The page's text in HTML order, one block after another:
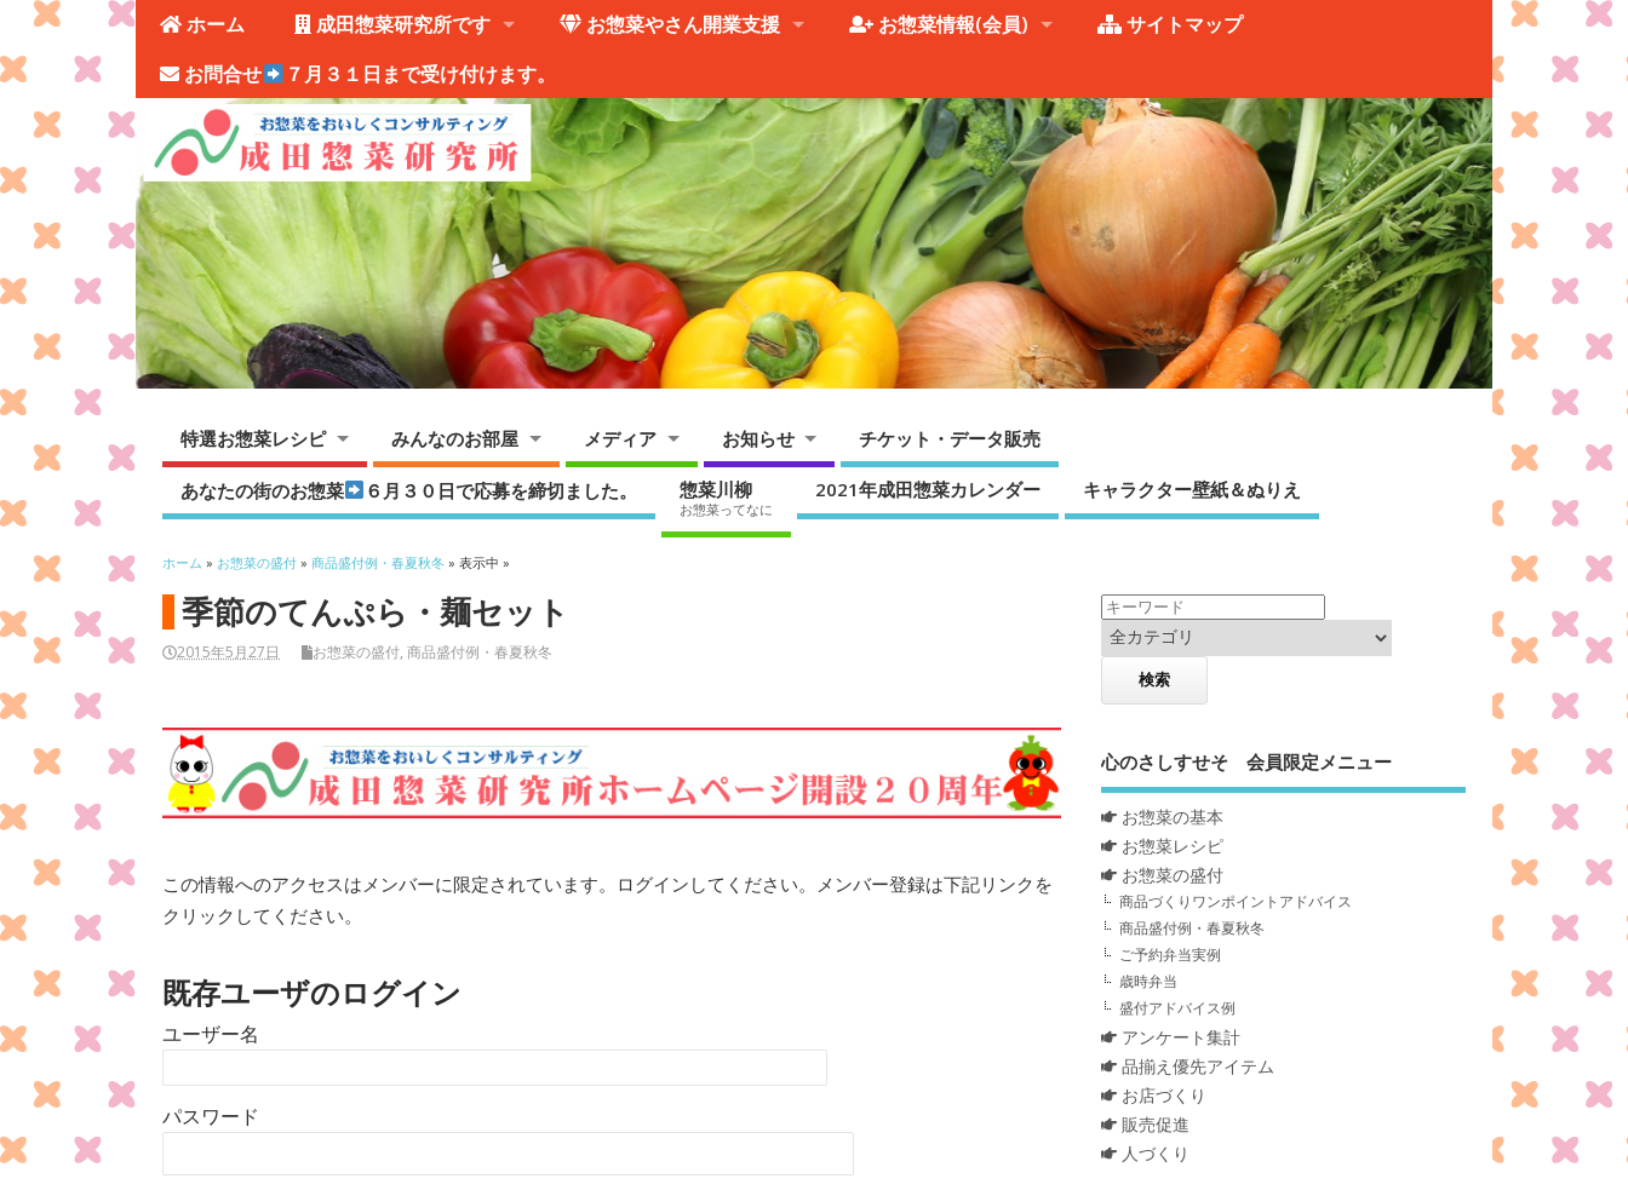
ホーム 成田惣菜研究所です お惣菜やさん開業支援 お惣菜情報(会員)
サイトマップ
お問合せ
７月３１日まで受け付けます。
特選お惣菜レシピ みんなのお部屋 メディア お知らせ チケット・データ販売
あなたの街のお惣菜 ６月３０日で応募を締切ました。 惣菜川柳
お惣菜ってなに
2021年成田惣菜カレンダー キャラクター壁紙＆ぬりえ
ホーム » お惣菜の盛付 »商品盛付例・春夏秋冬 » 表示中 »
季節のてんぷら・麺セット
2015年5月27日 お惣菜の盛付,商品盛付例・春夏秋冬
この情報へのアクセスはメンバーに限定されています。ログインしてください。メンバー登録は下記リンクを
クリックしてください。
既存ユーザのログイン
ユーザー名
パスワード
心のさしすせそ 会員限定メニュー
お惣菜の基本
お惣菜レシピ
お惣菜の盛付
商品づくりワンポイントアドバイス
商品盛付例・春夏秋冬
ご予約弁当実例
歳時弁当
盛付アドバイス例
アンケート集計
品揃え優先アイテム
お店づくり
販売促進
人づくり